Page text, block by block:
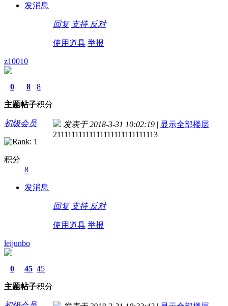
发消息
回复 支持 反对
使用道具 举报
z10010
0
主题
8
帖子
8
积分
初级会员
积分
8
发消息
发表于 2018-3-31 10:02:19 | 显示全部楼层
21111111111111111111111111113
回复 支持 反对
使用道具 举报
leijunbo
0
主题
45
帖子
45
积分